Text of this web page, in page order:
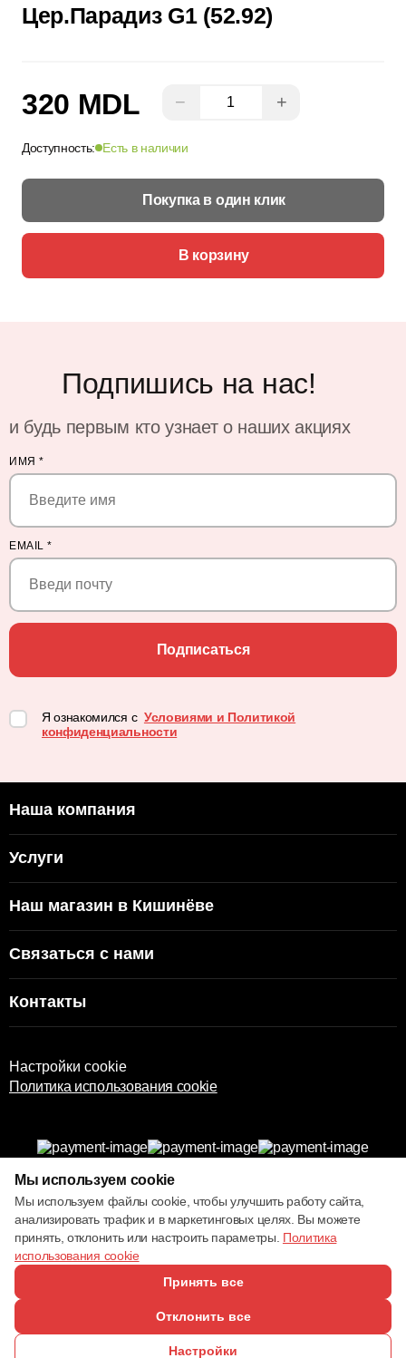
Цер.Парадиз G1 (52.92)
320 MDL − +
Доступность: Есть в наличии
Покупка в один клик
В корзину
Подпишись на нас!
и будь первым кто узнает о наших акциях
ИМЯ *
EMAIL *
Подписаться
Я ознакомился с Условиями и Политикой
конфиденциальности
Наша компания
Услуги
Наш магазин в Кишинёве
Связаться с нами
Контакты
Настройки cookie
Политика использования cookie
© 2013 – 2026 ECOM
Мы используем cookie
Мы используем файлы cookie, чтобы улучшить работу сайта,
анализировать трафик и в маркетинговых целях. Вы можете
принять, отклонить или настроить параметры. Политика
использования cookie
Принять все
Отклонить все
Настройки